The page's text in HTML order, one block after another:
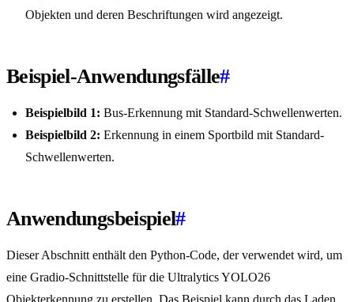
Objekten und deren Beschriftungen wird angezeigt.
Beispiel-Anwendungsfälle#
Beispielbild 1: Bus-Erkennung mit Standard-Schwellenwerten.
Beispielbild 2: Erkennung in einem Sportbild mit Standard-
Schwellenwerten.
Anwendungsbeispiel#
Dieser Abschnitt enthält den Python-Code, der verwendet wird, um
eine Gradio-Schnittstelle für die Ultralytics YOLO26
Objekterkennung zu erstellen. Das Beispiel kann durch das Laden